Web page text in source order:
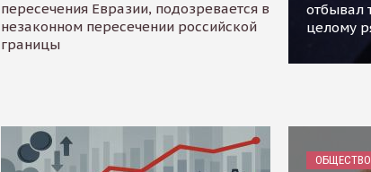
пересечения Евразии, подозревается в
незаконном пересечении российской
границы
отбывал
целому
ОБЩЕСТВО